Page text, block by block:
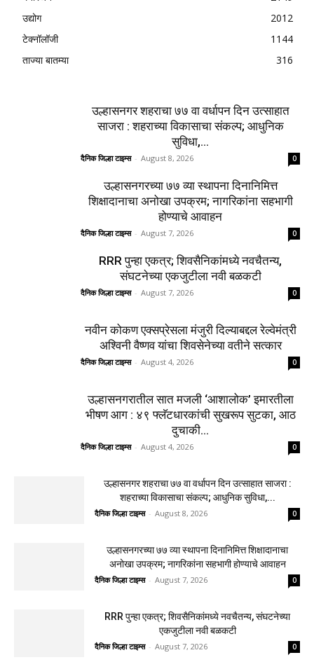
उद्योग
2012
टेक्नॉलॉजी
1144
ताज्या बातम्या
316
उल्हासनगर शहराचा ७७ वा वर्धापन दिन उत्साहात
साजरा : शहराच्या विकासाचा संकल्प; आधुनिक
सुविधा,...
दैनिक जिल्हा टाइम्स - August 8, 2026 0
उल्हासनगरच्या ७७ व्या स्थापना दिनानिमित्त
शिक्षादानाचा अनोखा उपक्रम; नागरिकांना सहभागी
होण्याचे आवाहन
दैनिक जिल्हा टाइम्स - August 7, 2026 0
RRR पुन्हा एकत्र; शिवसैनिकांमध्ये नवचैतन्य,
संघटनेच्या एकजुटीला नवी बळकटी
दैनिक जिल्हा टाइम्स - August 7, 2026 0
नवीन कोकण एक्सप्रेसला मंजुरी दिल्याबद्दल रेल्वेमंत्री
अश्विनी वैष्णव यांचा शिवसेनेच्या वतीने सत्कार
दैनिक जिल्हा टाइम्स - August 4, 2026 0
उल्हासनगरातील सात मजली ‘आशालोक’ इमारतीला
भीषण आग : ४९ फ्लॅटधारकांची सुखरूप सुटका, आठ
दुचाकी...
दैनिक जिल्हा टाइम्स - August 4, 2026 0
उल्हासनगर शहराचा ७७ वा वर्धापन दिन उत्साहात साजरा :
शहराच्या विकासाचा संकल्प; आधुनिक सुविधा,...
दैनिक जिल्हा टाइम्स - August 8, 2026 0
उल्हासनगरच्या ७७ व्या स्थापना दिनानिमित्त शिक्षादानाचा
अनोखा उपक्रम; नागरिकांना सहभागी होण्याचे आवाहन
दैनिक जिल्हा टाइम्स - August 7, 2026 0
RRR पुन्हा एकत्र; शिवसैनिकांमध्ये नवचैतन्य, संघटनेच्या
एकजुटीला नवी बळकटी
दैनिक जिल्हा टाइम्स - August 7, 2026 0